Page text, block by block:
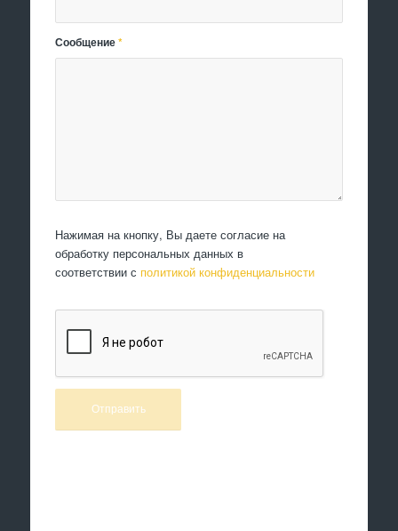
Сообщение*
Нажимая на кнопку, Вы даете согласие на
обработку персональных данных в
соответствии с политикой конфиденциальности